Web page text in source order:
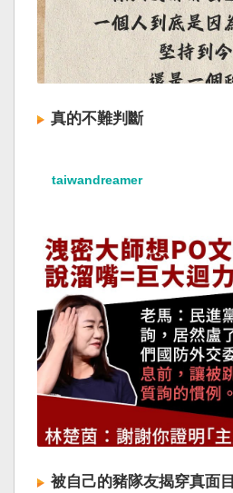
真的不難判斷
taiwandreamer
被自己的豬隊友揭穿真面目